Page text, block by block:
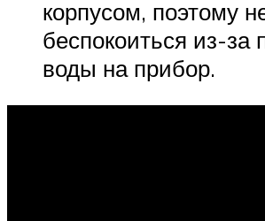
корпусом, поэтому
беспокоиться из-за
воды на прибор.